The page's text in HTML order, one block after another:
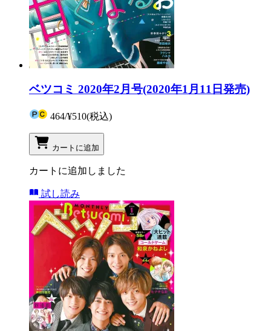
ベツコミ 2020年2月号(2020年1月11日発売)
464/¥510(税込)
カートに追加
カートに追加しました
試し読み